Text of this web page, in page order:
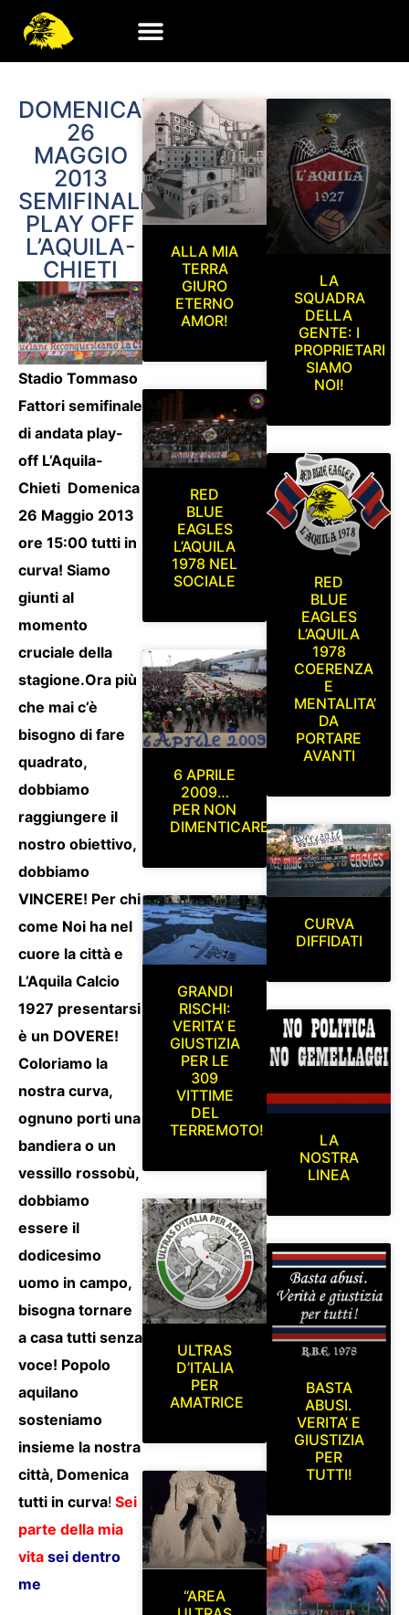
DOMENICA
26
MAGGIO
2013
SEMIFINALE
PLAY OFF
L’AQUILA-
CHIETI
Stadio Tommaso
Fattori semifinale
di andata play-
off L’Aquila-
Chieti Domenica
26 Maggio 2013
ore 15:00 tutti in
curva! Siamo
giunti al
momento
cruciale della
stagione.Ora più
che mai c’è
bisogno di fare
quadrato,
dobbiamo
raggiungere il
nostro obiettivo,
dobbiamo
VINCERE! Per chi
come Noi ha nel
cuore la città e
L’Aquila Calcio
1927 presentarsi
è un DOVERE!
Coloriamo la
nostra curva,
ognuno porti una
bandiera o un
vessillo rossobù,
dobbiamo
essere il
dodicesimo
uomo in campo,
bisogna tornare
a casa tutti senza
voce! Popolo
aquilano
sosteniamo
insieme la nostra
città, Domenica
tutti in curva! Sei
parte della mia
vita sei dentro
me
ALLA MIA
TERRA
GIURO
ETERNO
AMOR!
RED
BLUE
EAGLES
L’AQUILA
1978 NEL
SOCIALE
6 APRILE
2009…
PER NON
DIMENTICARE
GRANDI
RISCHI:
VERITA’ E
GIUSTIZIA
PER LE
309
VITTIME
DEL
TERREMOTO!
ULTRAS
D’ITALIA
PER
AMATRICE
“AREA
LA
SQUADRA
DELLA
GENTE: I
PROPRIETARI
SIAMO
NOI!
RED
BLUE
EAGLES
L’AQUILA
1978
COERENZA
E
MENTALITA’
DA
PORTARE
AVANTI
CURVA
DIFFIDATI
LA
NOSTRA
LINEA
BASTA
ABUSI.
VERITA’ E
GIUSTIZIA
PER
TUTTI!